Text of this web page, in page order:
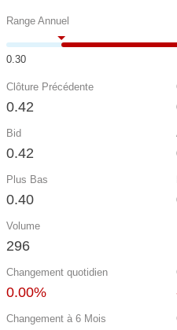
Range Annuel
0.30
Clôture Précédente
0.42
Bid
0.42
Plus Bas
0.40
Volume
296
Changement quotidien
0.00%
Changement à 6 Mois